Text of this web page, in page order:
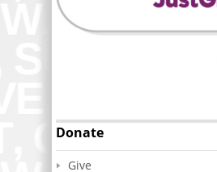
Donate
Give